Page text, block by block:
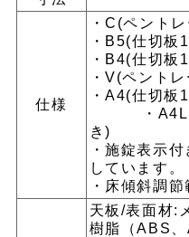
仕様
・C(ペント
・B5(仕切板
・B4(仕切板
・V(ペント
・A4(仕切板
・A4L(仕
き)
・施錠表示
しています。
・床傾斜調
天板/表面材:
樹脂（ABS、